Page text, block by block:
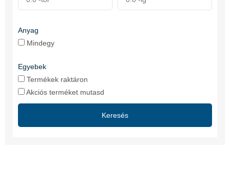
Anyag
Mindegy
Egyebek
Termékek raktáron
Akciós terméket mutasd
Keresés